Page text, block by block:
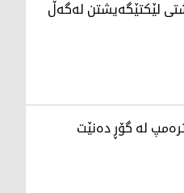
لێکتێگەیشتن لەگەڵ
لە گۆڕ دەنێت